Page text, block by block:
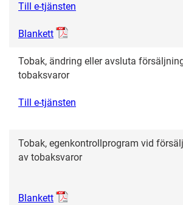
Till e-tjänsten
Blankett
Tobak, ändring eller avsluta
tobaksvaror
Till e-tjänsten
Tobak, egenkontrollprogram vid
av tobaksvaror
Blankett